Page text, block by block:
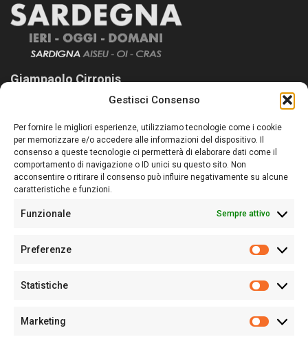
Gestisci Consenso
Per fornire le migliori esperienze, utilizziamo tecnologie come i cookie
per memorizzare e/o accedere alle informazioni del dispositivo. Il
consenso a queste tecnologie ci permetterà di elaborare dati come il
comportamento di navigazione o ID unici su questo sito. Non
acconsentire o ritirare il consenso può influire negativamente su alcune
caratteristiche e funzioni.
Funzionale Sempre attivo
Preferenze
Statistiche
Marketing
Giampaolo Cirronis
Sardegna Ieri-Oggi-Domani nasce per informare “liberamente” i
lettori su quanto accade in Sardegna, con un occhio rivolto al
nostro passato e, soprattutto, al nostro futuro
Follow Us
Sede:Via Cristoforo Colombo 09013 Carbonia
Partita IVA02270380922
128/2020 del 10/02/2020